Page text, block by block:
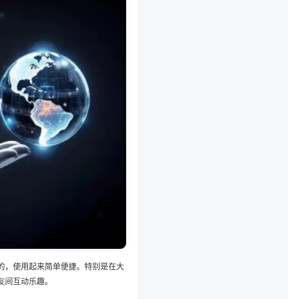
，使用起来简单便捷。特别是在大
互动乐趣。